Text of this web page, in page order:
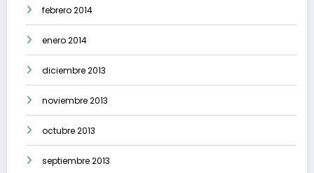
febrero 2014
enero 2014
diciembre 2013
noviembre 2013
octubre 2013
septiembre 2013